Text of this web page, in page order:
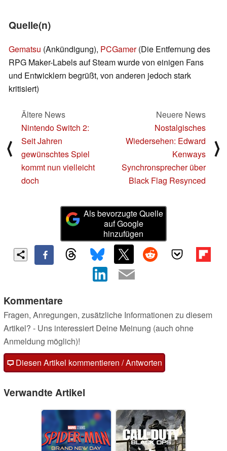
Quelle(n)
Gematsu (Ankündigung), PCGamer(Die Entfernung des
RPG Maker-Labels auf Steam wurde von einigen Fans
und Entwicklern begrüßt, von anderen jedoch stark
kritisiert)
⟨
Ältere News
Nintendo Switch 2:
Seit Jahren
gewünschtes Spiel
kommt nun vielleicht
doch
Neuere News
Nostalgisches
Wiedersehen: Edward
Kenways
Synchronsprecher über
Black Flag Resynced
⟩
Als bevorzugte Quelle
auf Google
hinzufügen
Kommentare
Fragen, Anregungen, zusätzliche Informationen zu diesem
Artikel? - Uns interessiert Deine Meinung (auch ohne
Anmeldung möglich)!
Diesen Artikel kommentieren / Antworten
Verwandte Artikel